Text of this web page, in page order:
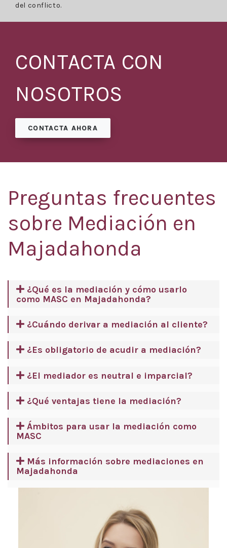
del conflicto.
CONTACTA CON
NOSOTROS
CONTACTA AHORA
Preguntas frecuentes
sobre Mediación en
Majadahonda
¿Qué es la mediación y cómo usarlo
como MASC en Majadahonda?
¿Cuándo derivar a mediación al cliente?
¿Es obligatorio de acudir a mediación?
¿El mediador es neutral e imparcial?
¿Qué ventajas tiene la mediación?
Ámbitos para usar la mediación como
MASC
Más información sobre mediaciones en
Majadahonda